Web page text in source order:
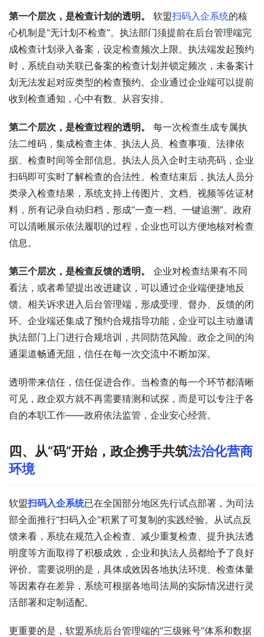
第一个层次，是检查计划的透明。 软盟扫码入企系统的核
心机制是“无计划不检查”。执法部门须提前在后台管理端完
成检查计划录入备案，设定检查频次上限。执法端发起预约
时，系统自动关联已备案的检查计划并锁定频次，未备案计
划无法发起对应类型的检查预约。企业通过企业端可以提前
收到检查通知，心中有数、从容安排。
第二个层次，是检查过程的透明。
每一次检查生成专属执
法二维码，集成检查主体、执法人员、检查事项、法律依
据、检查时间等全部信息。执法人员入企时主动亮码，企业
扫码即可实时了解检查的合法性。检查结束后，执法人员分
类录入检查结果，系统支持上传图片、文档、视频等佐证材
料，所有记录自动归档，形成“一查一档、一键追溯”。政府
可以清晰展示依法履职的过程，企业也可以方便地核对检查
信息。
第三个层次，是检查反馈的透明。
企业对检查结果有不同
看法，或者希望提出改进建议，可以通过企业端便捷地反
馈。相关诉求进入后台管理端，形成受理、督办、反馈的闭
环。企业端还集成了预约合规指导功能，企业可以主动邀请
执法部门上门进行合规培训，共同防范风险。政企之间的沟
通渠道畅通无阻，信任在每一次交流中不断加深。
透明带来信任，信任促进合作。当检查的每一个环节都清晰
可见，政企双方就不再需要猜测和试探，而是可以专注于各
自的本职工作——政府依法监管，企业安心经营。
四、从“码”开始，政企携手共筑法治化营商
环境
软盟扫码入企系统已在全国部分地区先行试点部署，为司法
部全面推行“扫码入企”积累了可复制的实践经验。从试点反
馈来看，系统在规范入企检查、减少重复检查、提升执法透
明度等方面取得了积极成效，企业和执法人员都给予了良好
评价。需要说明的是，具体成效因各地执法环境、检查体量
等因素存在差异，系统可根据各地司法局的实际情况进行灵
活部署和定制适配。
更重要的是，软盟系统后台管理端的“三级账号”体系和数据